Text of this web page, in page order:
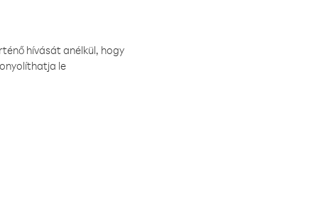
hívását anélkül, hogy
le